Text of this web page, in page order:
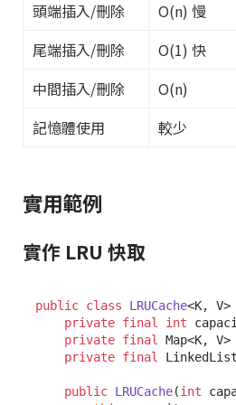
頭端插入/刪除 O(n) 慢
尾端插入/刪除
O(1) 快
中間插入/刪除
O(n)
記憶體使用
較少
實用範例
實作 LRU 快取
public class LRUCache<K,
private final int
private final Map<K, V>
private final
public LRUCache(int